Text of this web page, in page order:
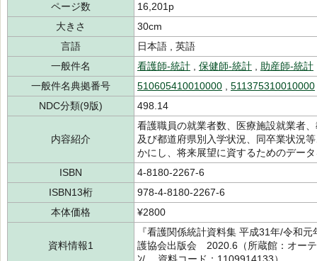
ページ数
16,201p
大きさ
30cm
言語
日本語 , 英語
一般件名
看護師-統計 保健師-統計
助産師-統計
一般件名典拠番号
510605410010000 511375310010000
NDC分類(9版)
498.14
内容紹介
看護職員の就業者数、医療施設就業者
及び都道府県別入学状況、同卒業状況
かにし、将来展望に資するためのデー
ISBN
4-8180-2267-6
ISBN13桁
978-4-8180-2267-6
本体価格
¥2800
資料情報1
『看護関係統計資料集 平成31年/令
護協会出版会 2020.6（所蔵館：オー